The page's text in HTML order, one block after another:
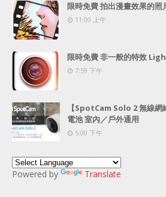
限時免費 拍出漫畫效果的
11:00 上午
限時免費 非一般的特效
7:59 下午
【SpotCam Solo 2 無線網
電池 室內／戶外通用
5:00 下午
Powered by Translate